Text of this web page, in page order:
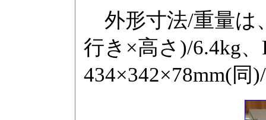
外形寸法/重量は
行き×高さ)/6.4kg
434×342×78mm(同